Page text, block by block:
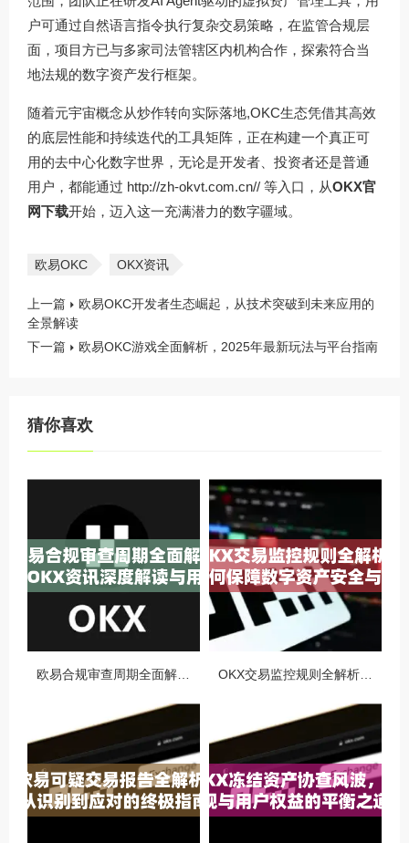
户可通过自然语言指令执行复杂交易策略，在监管合规层
面，项目方已与多家司法管辖区内机构合作，探索符合当
地法规的数字资产发行框架。
随着元宇宙概念从炒作转向实际落地,OKC生态凭借其高效
的底层性能和持续迭代的工具矩阵，正在构建一个真正可
用的去中心化数字世界，无论是开发者、投资者还是普通
用户，都能通过 http://zh-okvt.com.cn// 等入口，从OKX官
网下载开始，迈入这一充满潜力的数字疆域。
欧易OKC OKX资讯
上一篇
欧易OKC开发者生态崛起，从技术突破到未来应用的
全景解读
下一篇
欧易OKC游戏全面解析，2025年最新玩法与平台指南
猜你喜欢